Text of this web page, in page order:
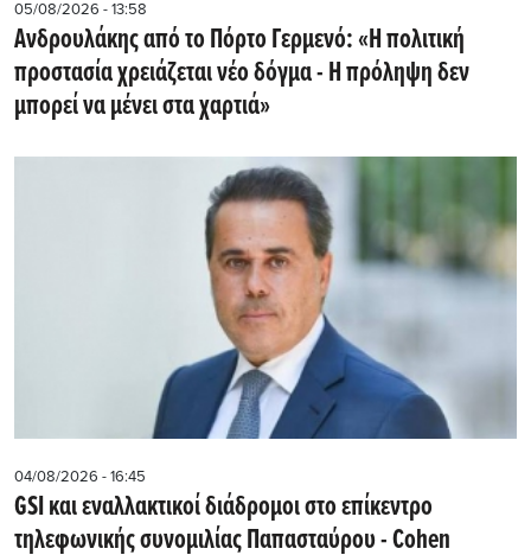
05/08/2026 - 13:58
Ανδρουλάκης από το Πόρτο Γερμενό: «Η πολιτική
προστασία χρειάζεται νέο δόγμα - Η πρόληψη δεν
μπορεί να μένει στα χαρτιά»
04/08/2026 - 16:45
GSI και εναλλακτικοί διάδρομοι στο επίκεντρο
τηλεφωνικής συνομιλίας Παπασταύρου - Cohen